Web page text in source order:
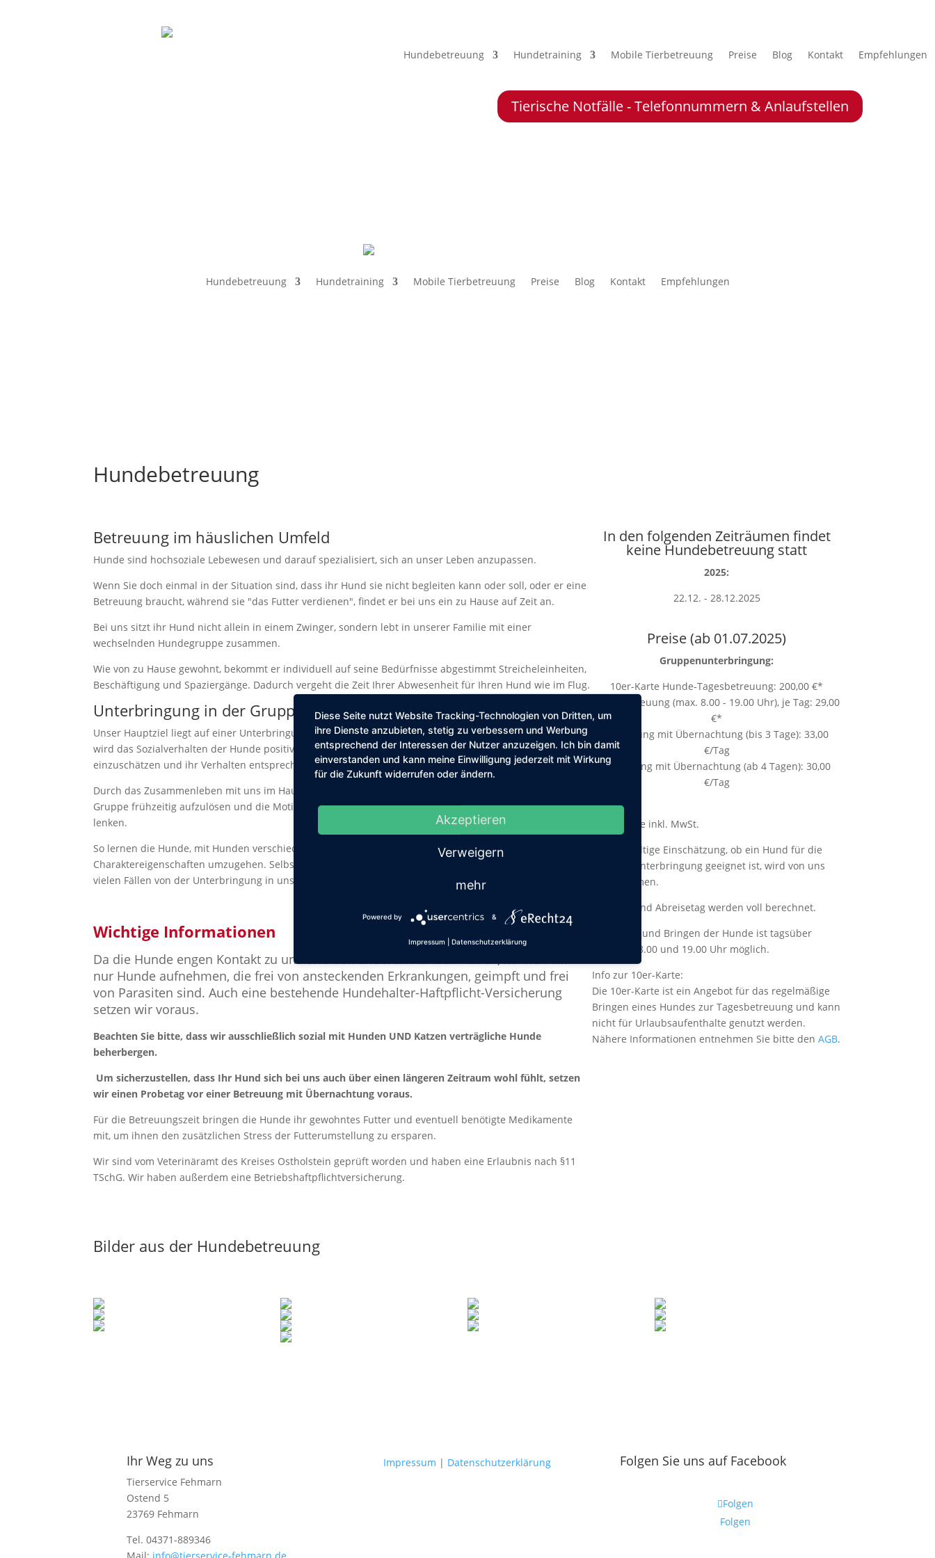
Hundebetreuung Hundetraining Mobile Tierbetreuung Preise Blog Kontakt Empfehlungen
Tierische Notfälle - Telefonnummern & Anlaufstellen
Hundebetreuung Hundetraining Mobile Tierbetreuung Preise Blog Kontakt Empfehlungen
Hundebetreuung
Betreuung im häuslichen Umfeld
Hunde sind hochsoziale Lebewesen und darauf spezialisiert, sich an unser Leben anzupassen.
Wenn Sie doch einmal in der Situation sind, dass ihr Hund sie nicht begleiten kann oder soll, oder er eine
Betreuung braucht, während sie "das Futter verdienen", findet er bei uns ein zu Hause auf Zeit an.
Bei uns sitzt ihr Hund nicht allein in einem Zwinger, sondern lebt in unserer Familie mit einer
wechselnden Hundegruppe zusammen.
Wie von zu Hause gewohnt, bekommt er individuell auf seine Bedürfnisse abgestimmt Streicheleinheiten,
Beschäftigung und Spaziergänge. Dadurch vergeht die Zeit Ihrer Abwesenheit für Ihren Hund wie im Flug.
Unterbringung in der Gruppe
Unser Hauptziel liegt auf einer Unterbringung in einer Hundegruppe. Durch den Kontakt untereinander
wird das Sozialverhalten der Hunde positiv gefördert, denn sie lernen hier, andere Hunde besser
einzuschätzen und ihr Verhalten entsprechend anzupassen.
Durch das Zusammenleben mit uns im Haus, sind wir in der Lage, entstehende Spannungen in der
Gruppe frühzeitig aufzulösen und die Motivationen der einzelnen Hunde in die richtigen Bahnen zu
lenken.
So lernen die Hunde, mit Hunden verschiedenen Alters, verschiedener Größe und verschiedener
Charaktereigenschaften umzugehen. Selbst Hunde mit Handicap oder Verhaltensproblemen können in
vielen Fällen von der Unterbringung in unserer Gruppe profitieren.
Wichtige Informationen
Da die Hunde engen Kontakt zu uns und den anderen Hunden haben, können wir
nur Hunde aufnehmen, die frei von ansteckenden Erkrankungen, geimpft und frei
von Parasiten sind. Auch eine bestehende Hundehalter-Haftpflicht-Versicherung
setzen wir voraus.
Beachten Sie bitte, dass wir ausschließlich sozial mit Hunden UND Katzen verträgliche Hunde
beherbergen.
Um sicherzustellen, dass Ihr Hund sich bei uns auch über einen längeren Zeitraum wohl fühlt, setzen
wir einen Probetag vor einer Betreuung mit Übernachtung voraus.
Für die Betreuungszeit bringen die Hunde ihr gewohntes Futter und eventuell benötigte Medikamente
mit, um ihnen den zusätzlichen Stress der Futterumstellung zu ersparen.
Wir sind vom Veterinäramt des Kreises Ostholstein geprüft worden und haben eine Erlaubnis nach §11
TSchG. Wir haben außerdem eine Betriebshaftpflichtversicherung.
In den folgenden Zeiträumen findet
keine Hundebetreuung statt
2025:
22.12. - 28.12.2025
Preise (ab 01.07.2025)
Gruppenunterbringung:
10er-Karte Hunde-Tagesbetreuung: 200,00 €*
Tagesbetreuung (max. 8.00 - 19.00 Uhr), je Tag: 29,00
€*
Betreuung mit Übernachtung (bis 3 Tage): 33,00
€/Tag
Betreuung mit Übernachtung (ab 4 Tagen): 30,00
€/Tag
*alle Preise inkl. MwSt.
Die endgültige Einschätzung, ob ein Hund für die
Gruppenunterbringung geeignet ist, wird von uns
übernommen.
Anreise- und Abreisetag werden voll berechnet.
Das Holen und Bringen der Hunde ist tagsüber
zwischen 8.00 und 19.00 Uhr möglich.
Info zur 10er-Karte:
Die 10er-Karte ist ein Angebot für das regelmäßige
Bringen eines Hundes zur Tagesbetreuung und kann
nicht für Urlaubsaufenthalte genutzt werden.
Nähere Informationen entnehmen Sie bitte denAGB.
Bilder aus der Hundebetreuung
Ihr Weg zu uns
Tierservice Fehmarn
Ostend 5
23769 Fehmarn
Tel. 04371-889346
Impressum | Datenschutzerklärung Folgen Sie uns auf Facebook
Folgen
Folgen
Diese Seite nutzt Website Tracking-Technologien von Dritten, um
ihre Dienste anzubieten, stetig zu verbessern und Werbung
entsprechend der Interessen der Nutzer anzuzeigen. Ich bin damit
einverstanden und kann meine Einwilligung jederzeit mit Wirkung
für die Zukunft widerrufen oder ändern.
Akzeptieren
Verweigern
mehr
Powered by &
Impressum Datenschutzerklärung